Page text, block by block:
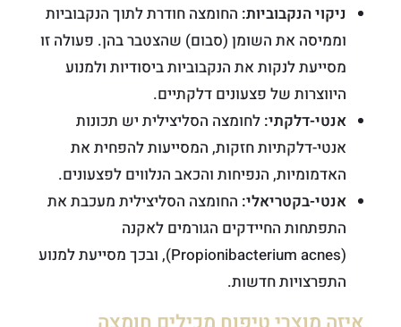
ניקוי הנקבוביות: החומצה חודרת לתוך הנקבוביות
וממיסה את השומן (סבום) שהצטבר בהן. פעולה זו
מסייעת לנקות את הנקבוביות ביסודיות ולמנוע
היווצרות של פצעונים דלקתיים.
אנטי-דלקתי: לחומצה הסליצילית יש תכונות
אנטי-דלקתיות חזקות, המסייעות להפחית את
האדמומיות, הנפיחות והכאב הנלווים לפצעונים.
אנטי-בקטריאלי: החומצה הסליצילית מעכבת את
התפתחות החיידקים הגורמים לאקנה
(Propionibacterium acnes), ובכך מסייעת למנוע
התפרצויות חדשות.